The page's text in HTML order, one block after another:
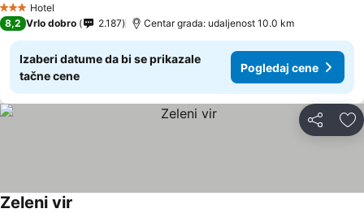
3 Zvezdice
Hotel
8,2 Vrlo dobro 2.187 Centar grada: udaljenost 10.0 km
Izaberi datume da bi se prikazale
tačne cene
Pogledaj cene
Deli
Zeleni vir